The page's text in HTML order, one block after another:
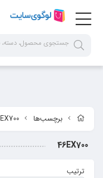
برچسب‌ها
46EX700
ترتیب